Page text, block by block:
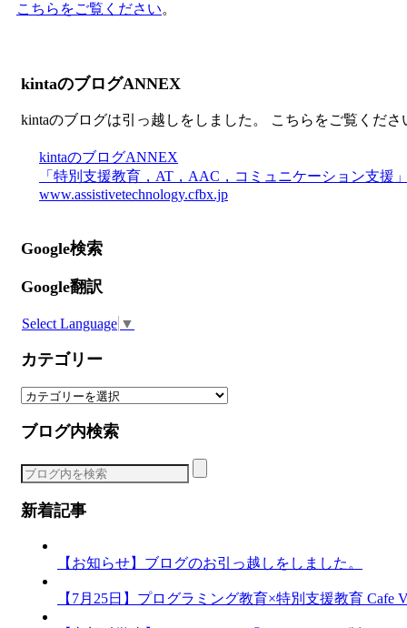
こちらをご覧ください。
kintaのブログANNEX
kintaのブログは引っ越しをしました。 こちらをご覧くださ
kintaのブログANNEX
「特別支援教育，AT，AAC，コミュニケーション支援
www.assistivetechnology.cfbx.jp
Google検索
Google翻訳
Select Language ▼
カテゴリー
カ
ゴ
ー
ブログ内検索
新着記事
【お知らせ】ブログのお引っ越しをしました。
【7月25日】プログラミング教育×特別支援教育